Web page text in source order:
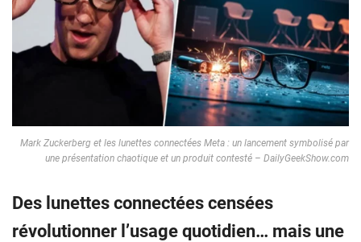
Mark Zuckerberg et les lunettes connectées Meta : un lancement symbolisé par
une présentation chaotique et un produit contesté – DailyGeekShow.com
Des lunettes connectées censées
révolutionner l’usage quotidien… mais une